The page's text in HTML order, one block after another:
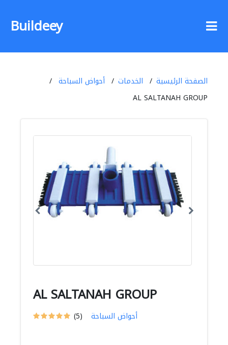
Buildeey
الصفحة الرئيسية الخدمات
أحواض السباحة
AL SALTANAH GROUP
AL SALTANAH GROUP
(5) أحواض السباحة